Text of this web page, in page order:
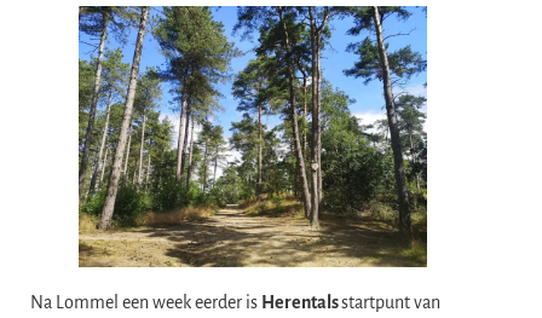
Na Lommel een week eerder is Herentalsstartpunt van